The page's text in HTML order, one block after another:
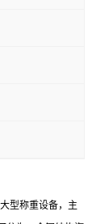
型称重设备，主